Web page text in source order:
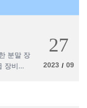
분말 장
장비에
27
2023 / 09